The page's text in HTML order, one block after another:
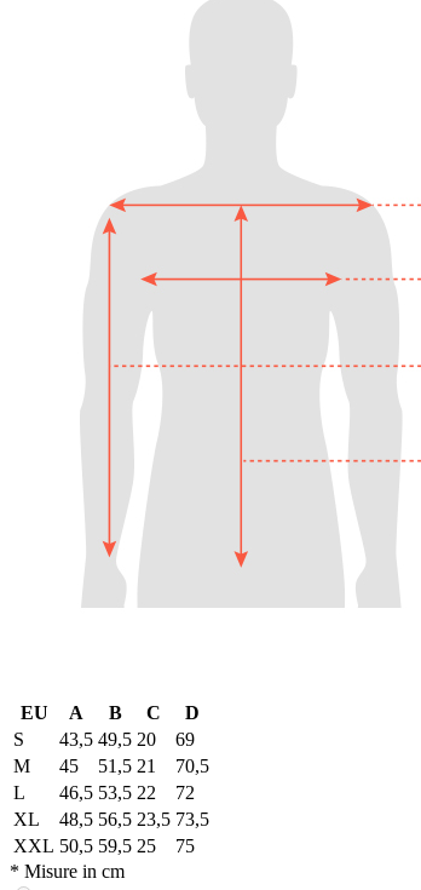
EU A B C
D
S
43,5 49,5 20
69
M
45 51,5 21
70,5
L
46,5 53,5 22
72
XL
48,5 56,5 23,5 73,5
XXL 50,5 59,5 25
75
* Misure in cm